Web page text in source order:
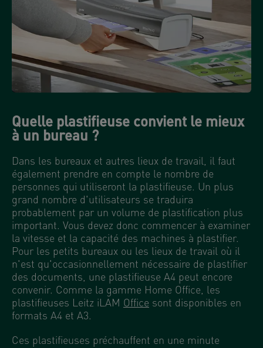
Quelle plastifieuse convient le mieux
à un bureau ?
Dans les bureaux et autres lieux de travail, il faut
également prendre en compte le nombre de
personnes qui utiliseront la plastifieuse. Un plus
grand nombre d'utilisateurs se traduira
probablement par un volume de plastification plus
important. Vous devez donc commencer à examiner
la vitesse et la capacité des machines à plastifier.
Pour les petits bureaux ou les lieux de travail où il
n'est qu'occasionnellement nécessaire de plastifier
des documents, une plastifieuse A4 peut encore
convenir. Comme la gamme Home Office, les
plastifieuses Leitz iLAM Office sont disponibles en
formats A4 et A3.
Ces plastifieuses préchauffent en une minute